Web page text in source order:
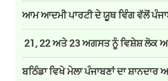
ਆਮ ਆਦਮੀ ਪਾਰਟੀ ਦੇ ਯੂਥ ਵਿੰਗ ਵੱਲੋਂ
21, 22 ਅਤੇ 23 ਅਗਸਤ ਨੂੰ ਵਿਸ਼ੇਸ਼ ਲੋਕ
ਬਠਿੰਡਾ ਵਿਖੇ ਮੇਲਾ ਪੰਜਾਬਣਾਂ ਦਾ